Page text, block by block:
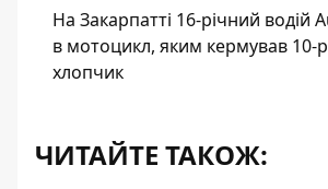
На Закарпатті 16-річний водій
в мотоцикл, яким кермував 10-
хлопчик
ЧИТАЙТЕ ТАКОЖ: